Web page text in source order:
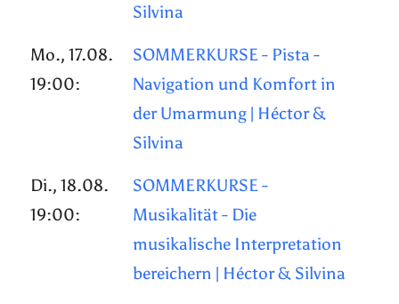
Silvina
Mo., 17.08.
19:00:
SOMMERKURSE - Pista -
Navigation und Komfort in
der Umarmung | Héctor &
Silvina
Di., 18.08.
19:00:
SOMMERKURSE -
Musikalität - Die
musikalische Interpretation
bereichern | Héctor & Silvina